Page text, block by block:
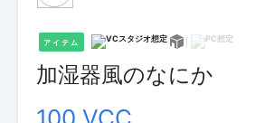
アイテム
加湿器風のなにか